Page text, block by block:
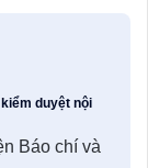
duyệt nội
Báo chí và